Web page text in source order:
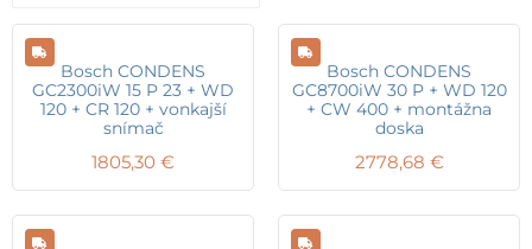
Bosch CONDENS
GC2300iW 15 P 23 + WD
120 + CR 120 + vonkajší
snímač
1805,30 €
Bosch CONDENS
GC8700iW 30 P + WD 120
+ CW 400 + montážna
doska
2778,68 €